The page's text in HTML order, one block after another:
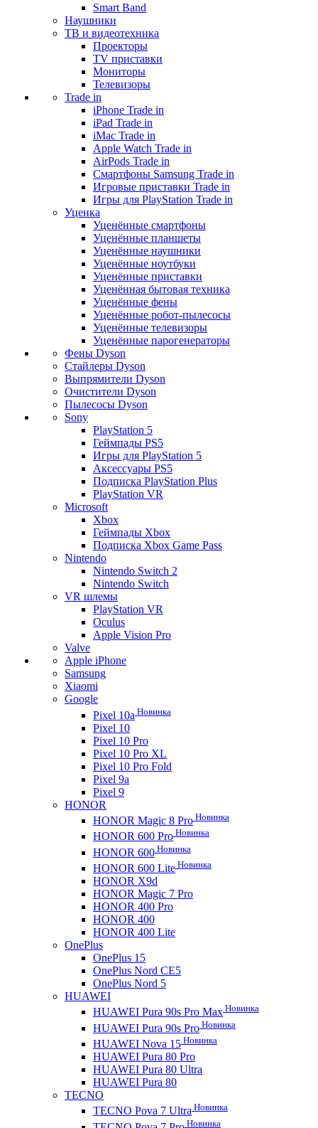
Smart Band
Наушники
ТВ и видеотехника
Проекторы
TV приставки
Мониторы
Телевизоры
Trade in
iPhone Trade in
iPad Trade in
iMac Trade in
Apple Watch Trade in
AirPods Trade in
Смартфоны Samsung Trade in
Игровые приставки Trade in
Игры для PlayStation Trade in
Уценка
Уценённые смартфоны
Уценённые планшеты
Уценённые наушники
Уценённые ноутбуки
Уценённые приставки
Уценённая бытовая техника
Уценённые фены
Уценённые робот-пылесосы
Уценённые телевизоры
Уценённые парогенераторы
Фены Dyson
Стайлеры Dyson
Выпрямители Dyson
Очистители Dyson
Пылесосы Dyson
Sony
PlayStation 5
Геймпады PS5
Игры для PlayStation 5
Аксессуары PS5
Подписка PlayStation Plus
PlayStation VR
Microsoft
Xbox
Геймпады Xbox
Подписка Xbox Game Pass
Nintendo
Nintendo Switch 2
Nintendo Switch
VR шлемы
PlayStation VR
Oculus
Apple Vision Pro
Valve
Apple iPhone
Samsung
Xiaomi
Google
Pixel 10a Новинка
Pixel 10
Pixel 10 Pro
Pixel 10 Pro XL
Pixel 10 Pro Fold
Pixel 9a
Pixel 9
HONOR
HONOR Magic 8 Pro Новинка
HONOR 600 Pro Новинка
HONOR 600 Новинка
HONOR 600 Lite Новинка
HONOR X9d
HONOR Magic 7 Pro
HONOR 400 Pro
HONOR 400
HONOR 400 Lite
OnePlus
OnePlus 15
OnePlus Nord CE5
OnePlus Nord 5
HUAWEI
HUAWEI Pura 90s Pro Max Новинка
HUAWEI Pura 90s Pro Новинка
HUAWEI Nova 15 Новинка
HUAWEI Pura 80 Pro
HUAWEI Pura 80 Ultra
HUAWEI Pura 80
TECNO
TECNO Pova 7 Ultra Новинка
Новинка